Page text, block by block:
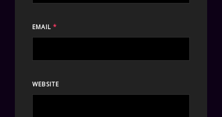
EMAIL *
WEBSITE